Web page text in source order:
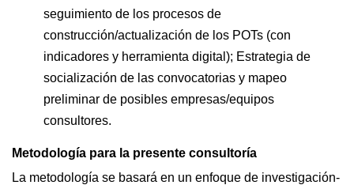
seguimiento de los procesos de
construcción/actualización de los POTs (con
indicadores y herramienta digital); Estrategia de
socialización de las convocatorias y mapeo
preliminar de posibles empresas/equipos
consultores.
Metodología para la presente consultoría
La metodología se basará en un enfoque de investigación-